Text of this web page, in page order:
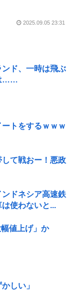
2025.09.05 23:31
ド、一時は飛ぶ
……
トをするｗｗｗ
て戦おー！悪政
ンドネシア高速鉄
使わないと...
幅値上げ」か
しい」